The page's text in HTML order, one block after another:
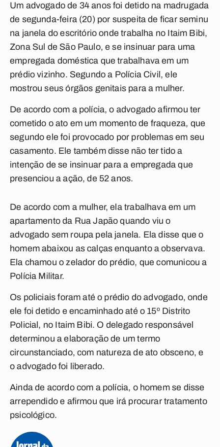
Um advogado de 34 anos foi detido na madrugada
de segunda-feira (20) por suspeita de ficar seminu
na janela do escritório onde trabalha no Itaim Bibi,
Zona Sul de São Paulo, e se insinuar para uma
empregada doméstica que trabalhava em um
prédio vizinho. Segundo a Polícia Civil, ele
mostrou seus órgãos genitais para a mulher.
De acordo com a polícia, o advogado afirmou ter
cometido o ato em um momento de fraqueza, que
segundo ele foi provocado por problemas em seu
casamento. Ele também disse não ter tido a
intenção de se insinuar para a empregada que
presenciou a ação, de 52 anos.
De acordo com a mulher, ela trabalhava em um
apartamento da Rua Japão quando viu o
advogado sem roupa pela janela. Ela disse que o
homem abaixou as calças enquanto a observava.
Ela chamou o zelador do prédio, que comunicou a
Polícia Militar.
Os policiais foram até o prédio do advogado, onde
ele foi detido e encaminhado até o 15º Distrito
Policial, no Itaim Bibi. O delegado responsável
determinou a elaboração de um termo
circunstanciado, com natureza de ato obsceno, e
o advogado foi liberado.
Ainda de acordo com a polícia, o homem se disse
arrependido e afirmou que irá procurar tratamento
psicológico.